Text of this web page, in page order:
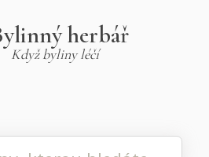
herbář
Když byliny léčí